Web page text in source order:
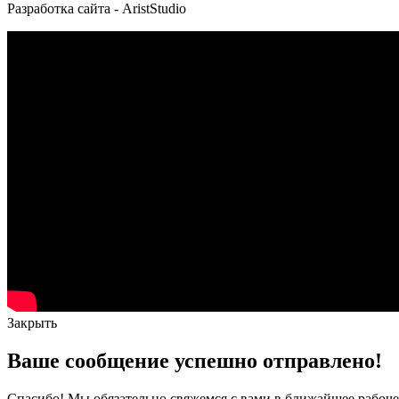
Разработка сайта - AristStudio
Закрыть
Ваше сообщение успешно отправлено!